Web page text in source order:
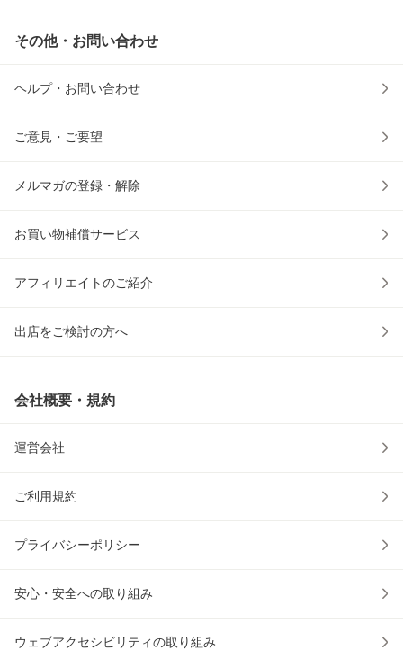
その他・お問い合わせ
ヘルプ・お問い合わせ
ご意見・ご要望
メルマガの登録・解除
お買い物補償サービス
アフィリエイトのご紹介
出店をご検討の方へ
会社概要・規約
運営会社
ご利用規約
プライバシーポリシー
安心・安全への取り組み
ウェブアクセシビリティの取り組み